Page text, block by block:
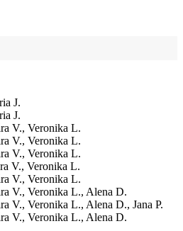
J.
J.
V., Veronika L.
V., Veronika L.
V., Veronika L.
V., Veronika L.
V., Veronika L.
V., Veronika L., Alena D.
V., Veronika L., Alena D., Jana P.
V., Veronika L., Alena D.